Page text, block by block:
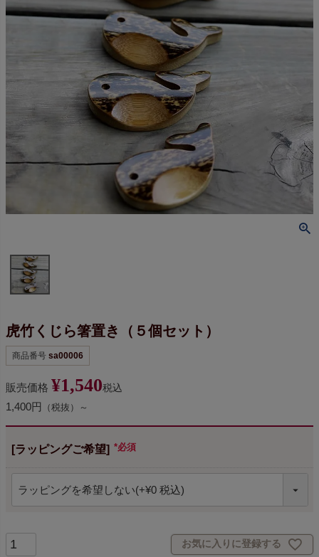
虎竹くじら箸置き（５個セット）
商品番号 sa00006
販売価格 ¥1,540税込
1,400円 （税抜）～
[ラッピングご希望]
お気に入りに登録する